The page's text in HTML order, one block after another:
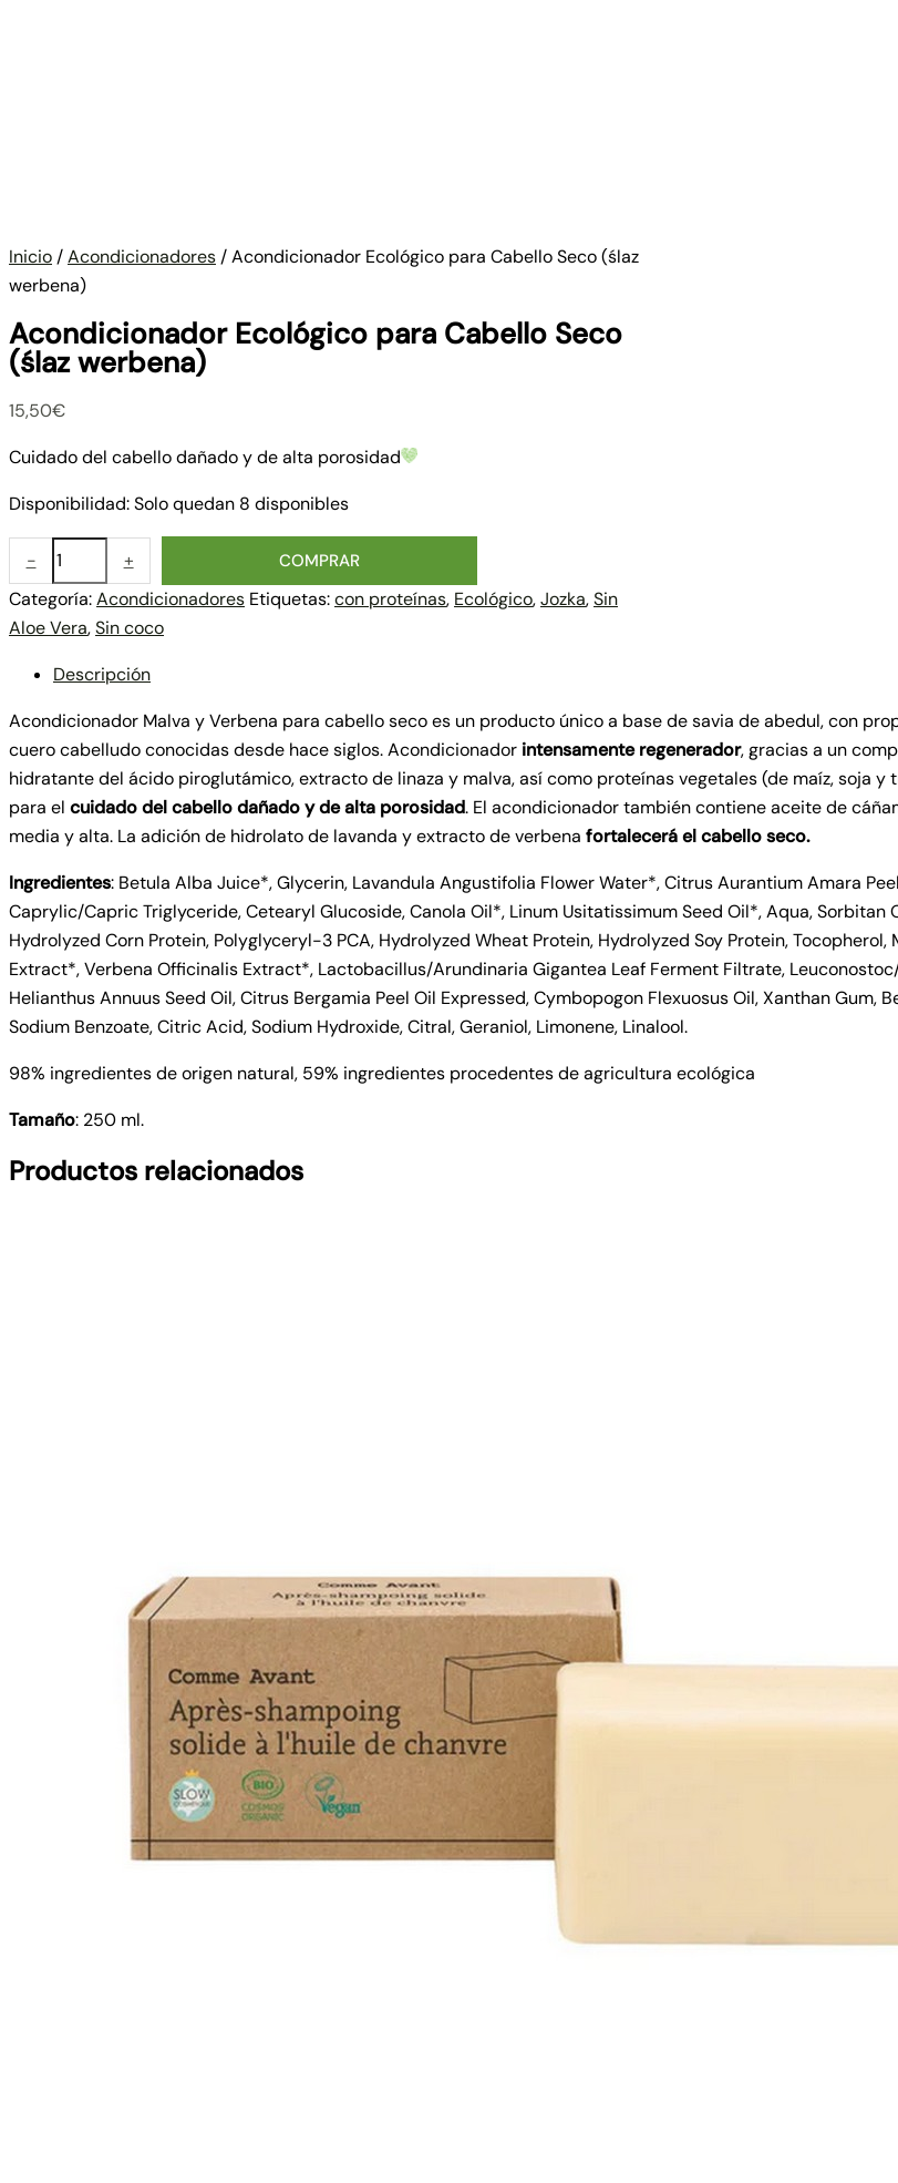
Inicio /Acondicionadores / Acondicionador Ecológico para Cabello Seco (ślaz
werbena)
Acondicionador Ecológico para Cabello Seco
(ślaz werbena)
15,50€
Cuidado del cabello dañado y de alta porosidad
Disponibilidad:Solo quedan 8 disponibles
- + COMPRAR
Categoría:Acondicionadores Etiquetas:con proteínas, Ecológico,Jozka,Sin
Aloe Vera,Sin coco
Descripción
Acondicionador Malva y Verbena para cabello seco es un producto único a base de savia de abedul, con
cuero cabelludo conocidas desde hace siglos. Acondicionador intensamente regenerador, gracias a un
hidratante del ácido piroglutámico, extracto de linaza y malva, así como proteínas vegetales (de maíz, soja y
para el cuidado del cabello dañado y de alta porosidad. El acondicionador también contiene aceite de
media y alta. La adición de hidrolato de lavanda y extracto de verbena fortalecerá el cabello seco.
Ingredientes: Betula Alba Juice*, Glycerin, Lavandula Angustifolia Flower Water*, Citrus Aurantium Amara
Caprylic/Capric Triglyceride, Cetearyl Glucoside, Canola Oil*, Linum Usitatissimum Seed Oil*, Aqua, Sorbitan
Hydrolyzed Corn Protein, Polyglyceryl-3 PCA, Hydrolyzed Wheat Protein, Hydrolyzed Soy Protein,
Extract*, Verbena Officinalis Extract*, Lactobacillus/Arundinaria Gigantea Leaf Ferment Filtrate,
Helianthus Annuus Seed Oil, Citrus Bergamia Peel Oil Expressed, Cymbopogon Flexuosus Oil, Xanthan Gum,
Sodium Benzoate, Citric Acid, Sodium Hydroxide, Citral, Geraniol, Limonene, Linalool.
98% ingredientes de origen natural, 59% ingredientes procedentes de agricultura ecológica
Tamaño: 250 ml.
Productos relacionados